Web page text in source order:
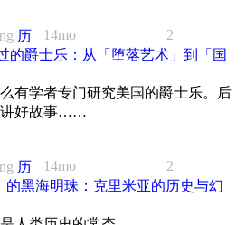
录《往事与随想》，以个人亲身经历为线
会变革与欧洲思想发展脉络。
）：俄国末代沙皇，罗曼诺夫王朝
子身份赴海参崴主持西伯利亚大铁路东段
1894年即位后积极推动俄国远东扩张。
终在十月革命后遇害，罗曼诺夫王朝就此终
）：俄国晚期改革派重臣，担任
大铁路的总操盘手与核心推动者。1896年
，1892—1940）：德国犹太裔哲学家、
国流亡知识分子，曾在法国流亡期间与阿伦
Brecht，1898—1956）：德国剧作家、诗
者之一。创立叙事剧（史诗戏剧）与陌生
，1912—1989）：美国小说家、文学评论
识分子圈核心人物。1944 年结识汉娜・阿
厚友谊，往来书信辑为《朋友之间》。阿
，1894—1963）：英国作家，代表作
了一个以药物消除痛苦、以技术控制人性
人类增强技术后果的核心参照文本。
）：美国政治哲学家，《正义
实验，论证社会基本制度应保障最弱势者
机会公平时重点援引。
由意志主义的重要代言人，与罗尔斯在分配
，1953— ）：美国政治哲学家，哈佛大
1559—1626）后金汗国建立者。早年以遗
，创制满文与八旗制度。万历四十四年
金），发布"七大恨"誓师伐明，萨尔浒之
）宁远之战受挫，同年八月病逝，子皇
天聪十年（1636）在沈阳称帝，改国号"大
，松锦之战重创明军主力。崇德八年
帝）继位。
14mo 2
历
的爵士乐：从「堕落艺术」到「国
有学者专门研究美国的爵士乐。后
讲好故事……
14mo 2
历
的黑海明珠：克里米亚的历史与幻